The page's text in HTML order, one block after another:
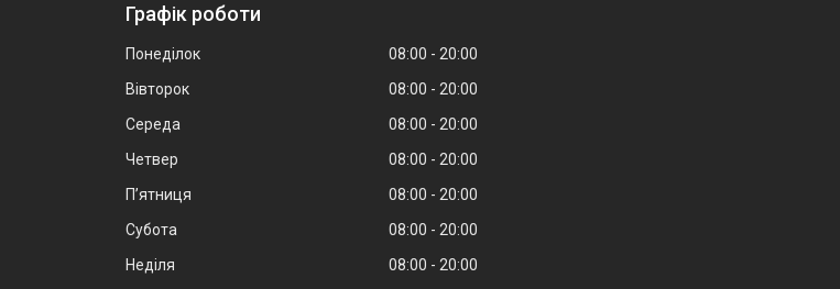
Графік роботи
Понеділок 08:00
20:00
Вівторок
08:00
20:00
Середа
08:00
20:00
Четвер
08:00
20:00
Пʼятниця
08:00
20:00
Субота
08:00
20:00
Неділя
08:00 20:00